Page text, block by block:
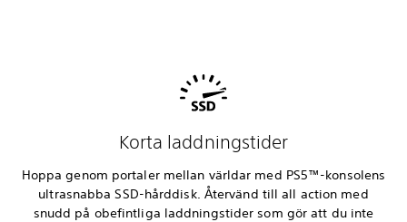
Korta laddningstider
Hoppa genom portaler mellan världar med PS5™-konsolens
ultrasnabba SSD-hårddisk. Återvänd till all action med
snudd på obefintliga laddningstider som gör att du inte